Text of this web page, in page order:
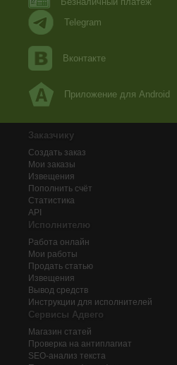
Telegram
Вконтакте
Приложение для Android
Заказчику
Создать заказ
Мои заказы
Извещения
Пополнить счёт
Статистика
API
Исполнителю
Работа онлайн
Мои работы
Продать статью
Извещения
Вывод средств
Инструкции для исполнителей
Сервисы Адвего
Магазин статей
Проверка на антиплагиат
SEO-анализ текста